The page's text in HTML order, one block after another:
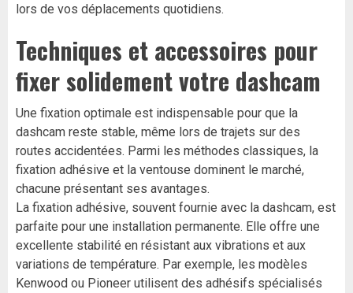
lors de vos déplacements quotidiens.
Techniques et accessoires pour
fixer solidement votre dashcam
Une fixation optimale est indispensable pour que la
dashcam reste stable, même lors de trajets sur des
routes accidentées. Parmi les méthodes classiques, la
fixation adhésive et la ventouse dominent le marché,
chacune présentant ses avantages.
La fixation adhésive, souvent fournie avec la dashcam, est
parfaite pour une installation permanente. Elle offre une
excellente stabilité en résistant aux vibrations et aux
variations de température. Par exemple, les modèles
Kenwood ou Pioneer utilisent des adhésifs spécialisés